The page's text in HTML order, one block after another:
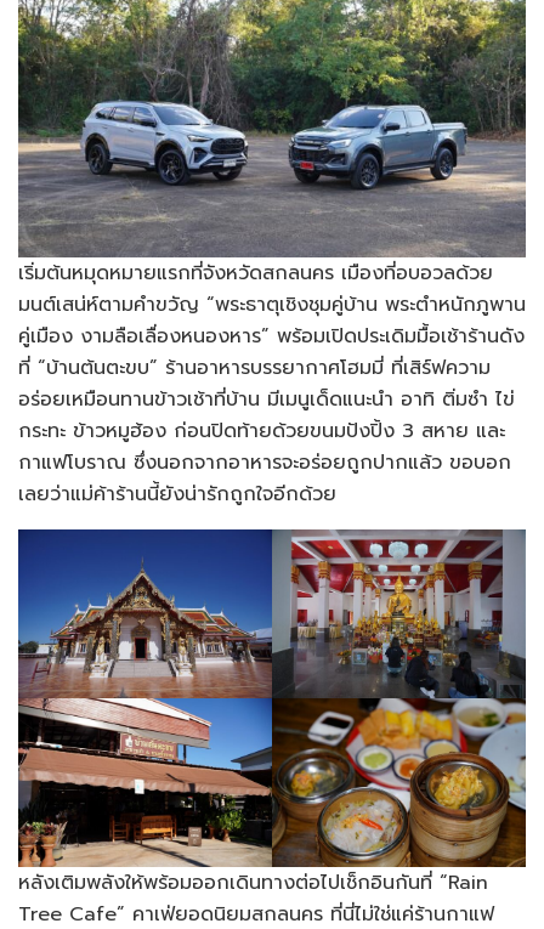
เริ่มต้นหมุดหมายแรกที่จังหวัดสกลนคร เมืองที่อบอวลด้วย
มนต์เสน่ห์ตามคำขวัญ “พระธาตุเชิงชุมคู่บ้าน พระตำหนักภูพาน
คู่เมือง งามลือเลื่องหนองหาร” พร้อมเปิดประเดิมมื้อเช้าร้านดัง
ที่ “บ้านต้นตะขบ” ร้านอาหารบรรยากาศโฮมมี่ ที่เสิร์ฟความ
อร่อยเหมือนทานข้าวเช้าที่บ้าน มีเมนูเด็ดแนะนำ อาทิ ติ่มซำ ไข่
กระทะ ข้าวหมูฮ้อง ก่อนปิดท้ายด้วยขนมปังปิ้ง 3 สหาย และ
กาแฟโบราณ ซึ่งนอกจากอาหารจะอร่อยถูกปากแล้ว ขอบอก
เลยว่าแม่ค้าร้านนี้ยังน่ารักถูกใจอีกด้วย
หลังเติมพลังให้พร้อมออกเดินทางต่อไปเช็กอินกันที่ “Rain
Tree Cafe” คาเฟ่ยอดนิยมสกลนคร ที่นี่ไม่ใช่แค่ร้านกาแฟ